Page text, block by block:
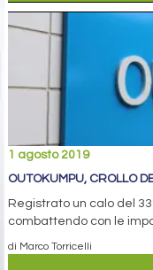
1 agosto 2019
OUTOKUMPU, CROLLO
Registrato un calo del
combattendo con le
di Marco Torricelli